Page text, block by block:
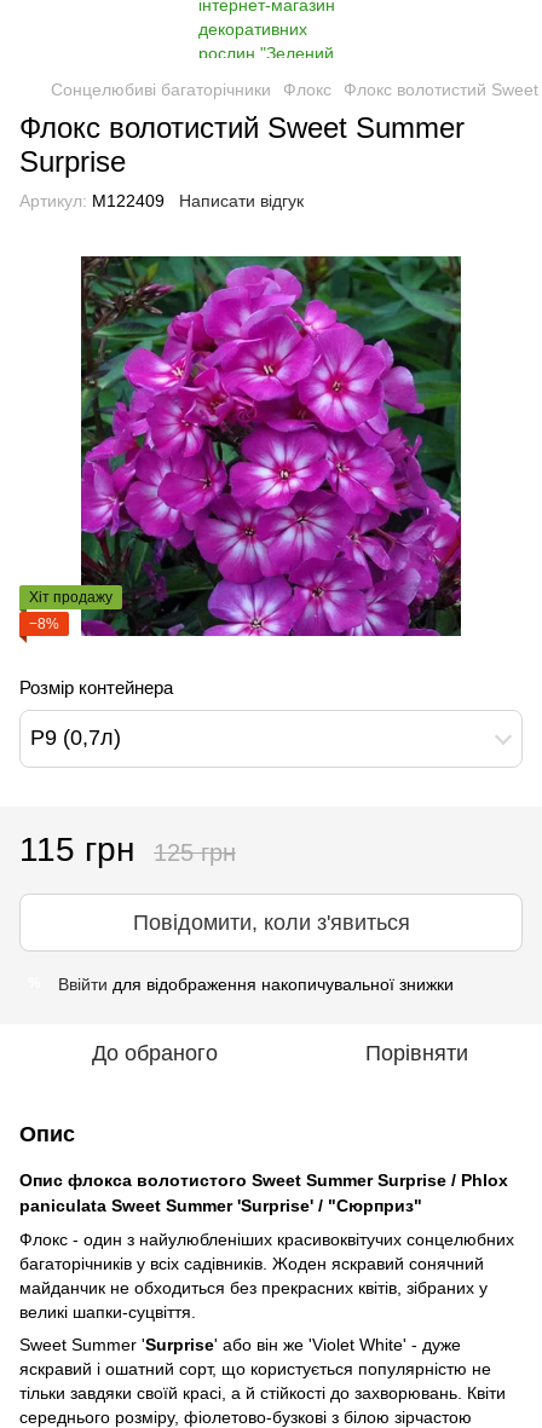
Сонцелюбиві багаторічники Флокс Флокс волотистий
Флокс волотистий Sweet Summer
Surprise
Артикул: M122409 Написати відгук
Хіт продажу
−8%
Розмір контейнера
Р9 (0,7л)
115 грн 125 грн
Повідомити, коли з'явиться
Ввійти для відображення накопичувальної знижки
До обраного Порівняти
Опис
Опис флокса волотистого Sweet Summer Surprise / Phlox
paniculata Sweet Summer 'Surprise' / "Сюрприз"
Флокс - один з найулюбленіших красивоквітучих сонцелюбних
багаторічників у всіх садівників. Жоден яскравий сонячний
майданчик не обходиться без прекрасних квітів, зібраних у
великі шапки-суцвіття.
Sweet Summer 'Surprise' або він же 'Violet White' - дуже
яскравий і ошатний сорт, що користується популярністю не
тільки завдяки своїй красі, а й стійкості до захворювань. Квіти
середнього розміру, фіолетово-бузкові з білою зірчастою